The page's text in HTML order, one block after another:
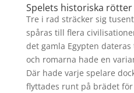
Spelets historiska rötter
Tre i rad sträcker sig
spåras till flera
det gamla Egypten
och romarna hade en
Där hade varje spelare
flyttades runt på brädet